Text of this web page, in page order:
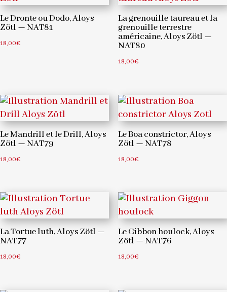
Le Dronte ou Dodo, Aloys
Zötl — NAT81
18,00€
La grenouille taureau et la
grenouille terrestre
américaine, Aloys Zötl —
NAT80
18,00€
Le Mandrill et le Drill, Aloys
Zötl — NAT79
18,00€
Le Boa constrictor, Aloys
Zötl — NAT78
18,00€
La Tortue luth, Aloys Zötl —
NAT77
18,00€
Le Gibbon houlock, Aloys
Zötl — NAT76
18,00€